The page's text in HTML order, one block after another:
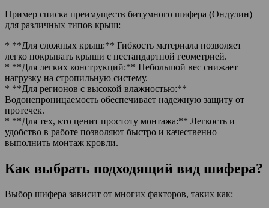
Пример списка преимуществ битумного шифера (Ондулин)
для различных типов крыш:
* **Для сложных крыш:** Гибкость материала позволяет
легко покрывать крыши с нестандартной геометрией.
* **Для легких конструкций:** Небольшой вес снижает
нагрузку на стропильную систему.
* **Для регионов с высокой влажностью:**
Водонепроницаемость обеспечивает надежную защиту от
протечек.
* **Для тех, кто ценит простоту монтажа:** Легкость и
удобство в работе позволяют быстро и качественно
выполнить монтаж кровли.
Как выбрать подходящий вид шифера?
Выбор шифера зависит от многих факторов, таких как: